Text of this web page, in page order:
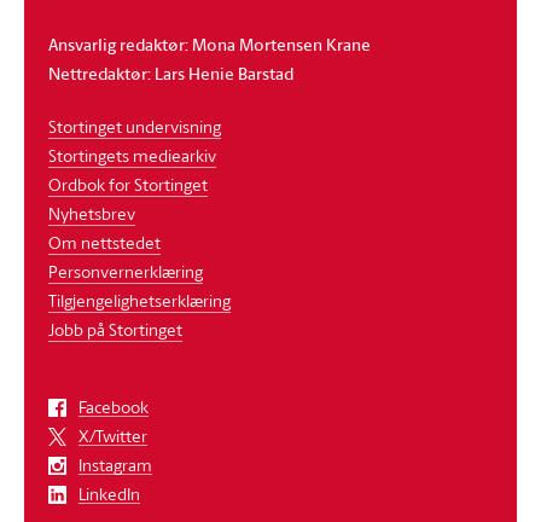
Ansvarlig redaktør: Mona Mortensen Krane
Nettredaktør: Lars Henie Barstad
Stortinget undervisning
Stortingets mediearkiv
Ordbok for Stortinget
Nyhetsbrev
Om nettstedet
Personvernerklæring
Tilgjengelighetserklæring
Jobb på Stortinget
Facebook
X/Twitter
Instagram
LinkedIn